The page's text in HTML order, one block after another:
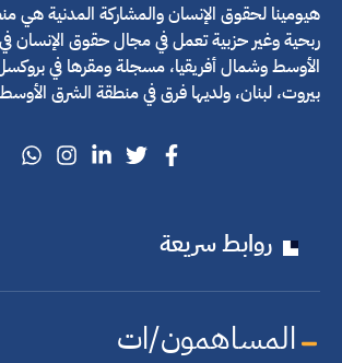
هيومينا لحقوق الإنسان والمشاركة المدنية هي
ربحية وغير حزبية تعمل في مجال حقوق الإنسان
الأوسط وشمال أفريقيا، مسجلة ومقرها في
بيروت، لبنان، ولديها فرق في منطقة الشرق
روابط سريعة
المساهمون/ات